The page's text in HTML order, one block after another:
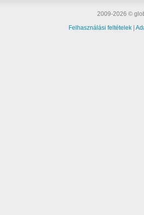
2009-2026 ©
Felhasználási feltételek